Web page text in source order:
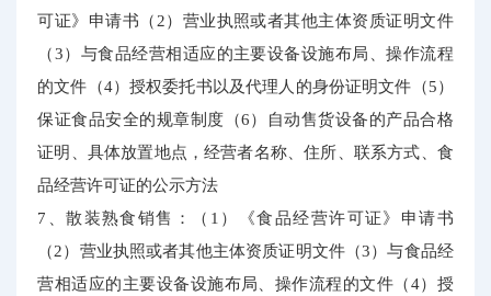
可证》申请书（2）营业执照或者其他主体资质证明文件
（3）与食品经营相适应的主要设备设施布局、操作流程
的文件（4）授权委托书以及代理人的身份证明文件（5）
保证食品安全的规章制度（6）自动售货设备的产品合格
证明、具体放置地点，经营者名称、住所、联系方式、食
品经营许可证的公示方法
7、散装熟食销售：（1）《食品经营许可证》申请书
（2）营业执照或者其他主体资质证明文件（3）与食品经
营相适应的主要设备设施布局、操作流程的文件（4）授